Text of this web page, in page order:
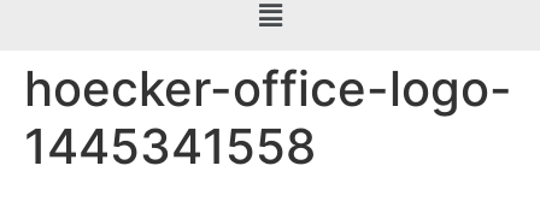
hoecker-office-logo-
1445341558